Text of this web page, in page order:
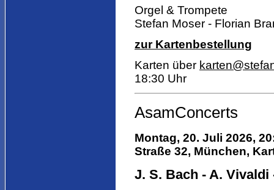
Orgel & Trompete
Stefan Moser - Florian
zur Kartenbestellung
Karten über
18:30 Uhr
AsamConcerts
Montag, 20. Juli 2026,
Straße 32, München,
J. S. Bach - A. Vivaldi